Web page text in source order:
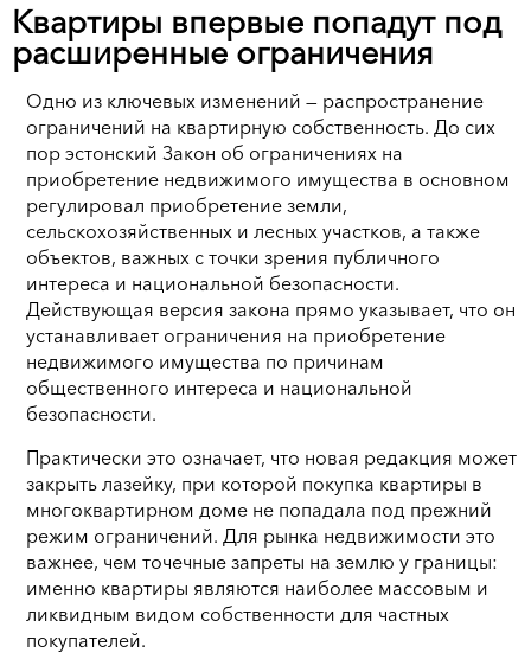
Квартиры впервые попадут под
расширенные ограничения
Одно из ключевых изменений — распространение
ограничений на квартирную собственность. До сих
пор эстонский Закон об ограничениях на
приобретение недвижимого имущества в основном
регулировал приобретение земли,
сельскохозяйственных и лесных участков, а также
объектов, важных с точки зрения публичного
интереса и национальной безопасности.
Действующая версия закона прямо указывает, что он
устанавливает ограничения на приобретение
недвижимого имущества по причинам
общественного интереса и национальной
безопасности.
Практически это означает, что новая редакция может
закрыть лазейку, при которой покупка квартиры в
многоквартирном доме не попадала под прежний
режим ограничений. Для рынка недвижимости это
важнее, чем точечные запреты на землю у границы:
именно квартиры являются наиболее массовым и
ликвидным видом собственности для частных
покупателей.